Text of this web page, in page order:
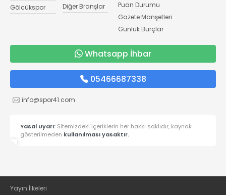
Gölcükspor
Diğer Branşlar
Puan Durumu
Gazete Manşetleri
Günlük Burçlar
Whatsapp İhbar
05466687338
info@spor41.com
Yasal Uyarı: Sitemizdeki içeriklerin her hakkı saklıdır, kaynak
gösterilmeden kullanılması yasaktır.
Yayın İlkeleri